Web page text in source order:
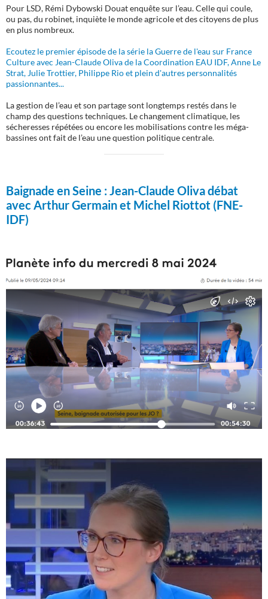
Pour LSD, Rémi Dybowski Douat enquête sur l’eau. Celle qui coule,
ou pas, du robinet, inquiète le monde agricole et des citoyens de plus
en plus nombreux.
Ecoutez le premier épisode de la série la Guerre de l'eau sur France
Culture avec Jean-Claude Oliva de la Coordination EAU IDF, Anne Le
Strat, Julie Trottier, Philippe Rio et plein d'autres personnalités
passionnantes...
La gestion de l’eau et son partage sont longtemps restés dans le
champ des questions techniques. Le changement climatique, les
sécheresses répétées ou encore les mobilisations contre les méga-
bassines ont fait de l’eau une question politique centrale.
Baignade en Seine :Jean-Claude Oliva débat
avec Arthur Germain et Michel Riottot (FNE-
IDF)